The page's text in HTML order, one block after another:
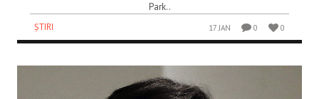
Park..
ȘTIRI
17 JAN 0 0